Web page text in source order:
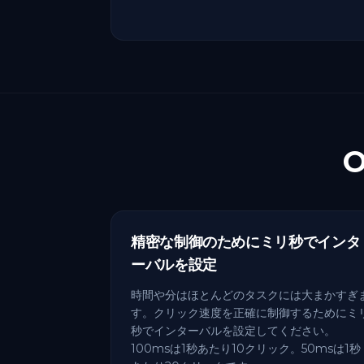
精密な制御のためにミリ秒でインタ
ーバルを設定
時間や分はほとんどのタスクには大まかすぎ
す。クリック速度を正確に制御するためにミ
秒でインターバルを設定してください。
100msは1秒あたり10クリック。50msは1秒